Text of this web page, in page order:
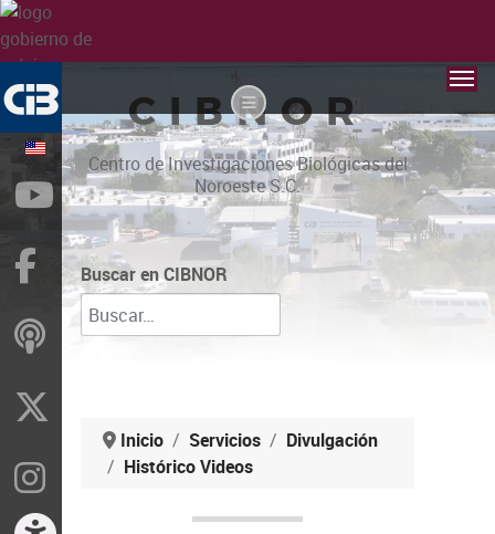
CIBNOR
Centro de Investigaciones Biológicas del
Noroeste S.C.
Buscar en CIBNOR
Inicio Servicios
Divulgación
Histórico Videos
YouTube
Facebook
ivoox
Instragram